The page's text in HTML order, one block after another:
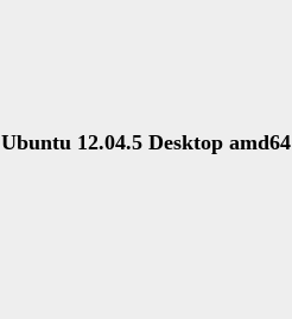
Ubuntu 12.04.5 Desktop amd64